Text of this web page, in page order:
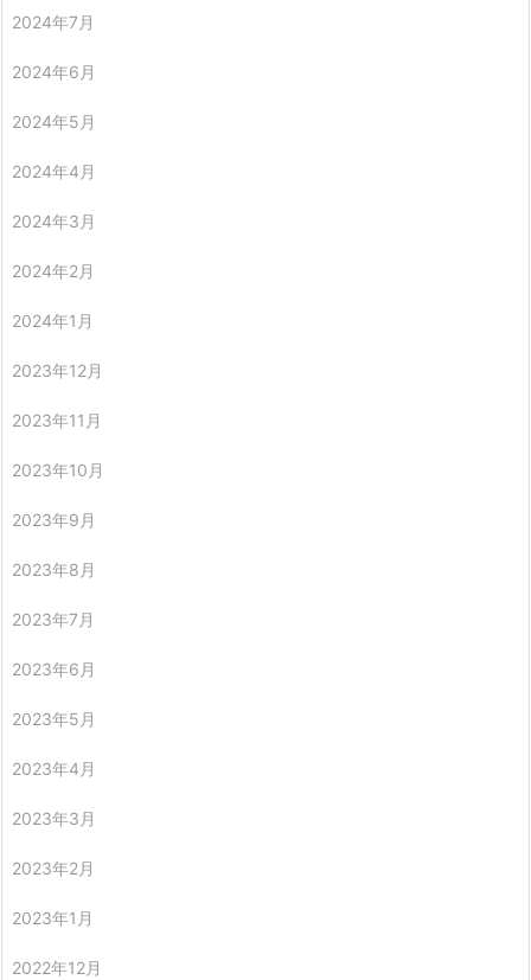
2024年7月
2024年6月
2024年5月
2024年4月
2024年3月
2024年2月
2024年1月
2023年12月
2023年11月
2023年10月
2023年9月
2023年8月
2023年7月
2023年6月
2023年5月
2023年4月
2023年3月
2023年2月
2023年1月
2022年12月